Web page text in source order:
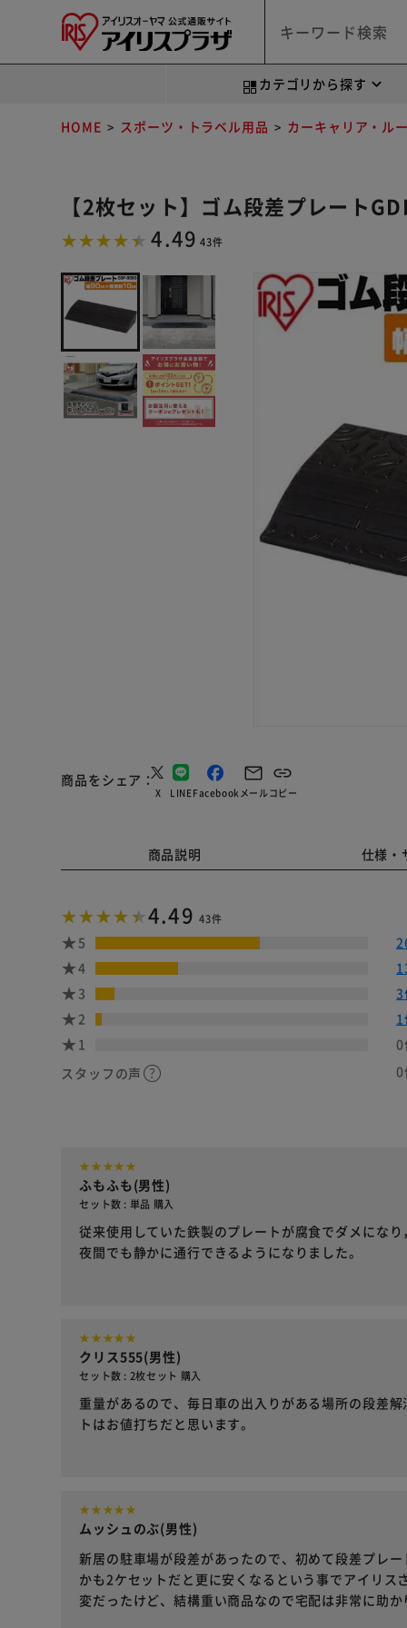
カテゴリから探す
HOME スポーツ・トラベル用品 カーキャリア・ル
【2枚セット】ゴム段差プレート
4.49 43件
商品をシェア
X LINEFacebook メールコピー
商品説明 仕様・
4.49 43件
5
4
3
3
2
1
スタッフの声
ふもふも(男性)
セット数 : 単品 購入
従来使用していた鉄製のプレートが腐食でダメにな
夜間でも静かに通行できるようになりました。
クリス555(男性)
セット数 : 2枚セット 購入
重量があるので、毎日車の出入りがある場所の段差
トはお値打ちだと思います。
ムッシュのぶ(男性)
新居の駐車場が段差があったので、初めて段差プレ
かも2ケセットだと更に安くなるという事でアイリ
変だったけど、結構重い商品なので宅配は非常に助